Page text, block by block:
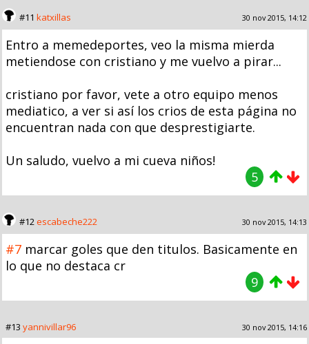
#11 katxillas 30 nov 2015, 14:12
Entro a memedeportes, veo la misma mierda
metiendose con cristiano y me vuelvo a pirar...
cristiano por favor, vete a otro equipo menos
mediatico, a ver si así los crios de esta página no
encuentran nada con que desprestigiarte.
Un saludo, vuelvo a mi cueva niños!
5
#12escabeche222 30 nov 2015, 14:13
#7 marcar goles que den titulos. Basicamente en
lo que no destaca cr
9
#13 yannivillar96 30 nov 2015, 14:16